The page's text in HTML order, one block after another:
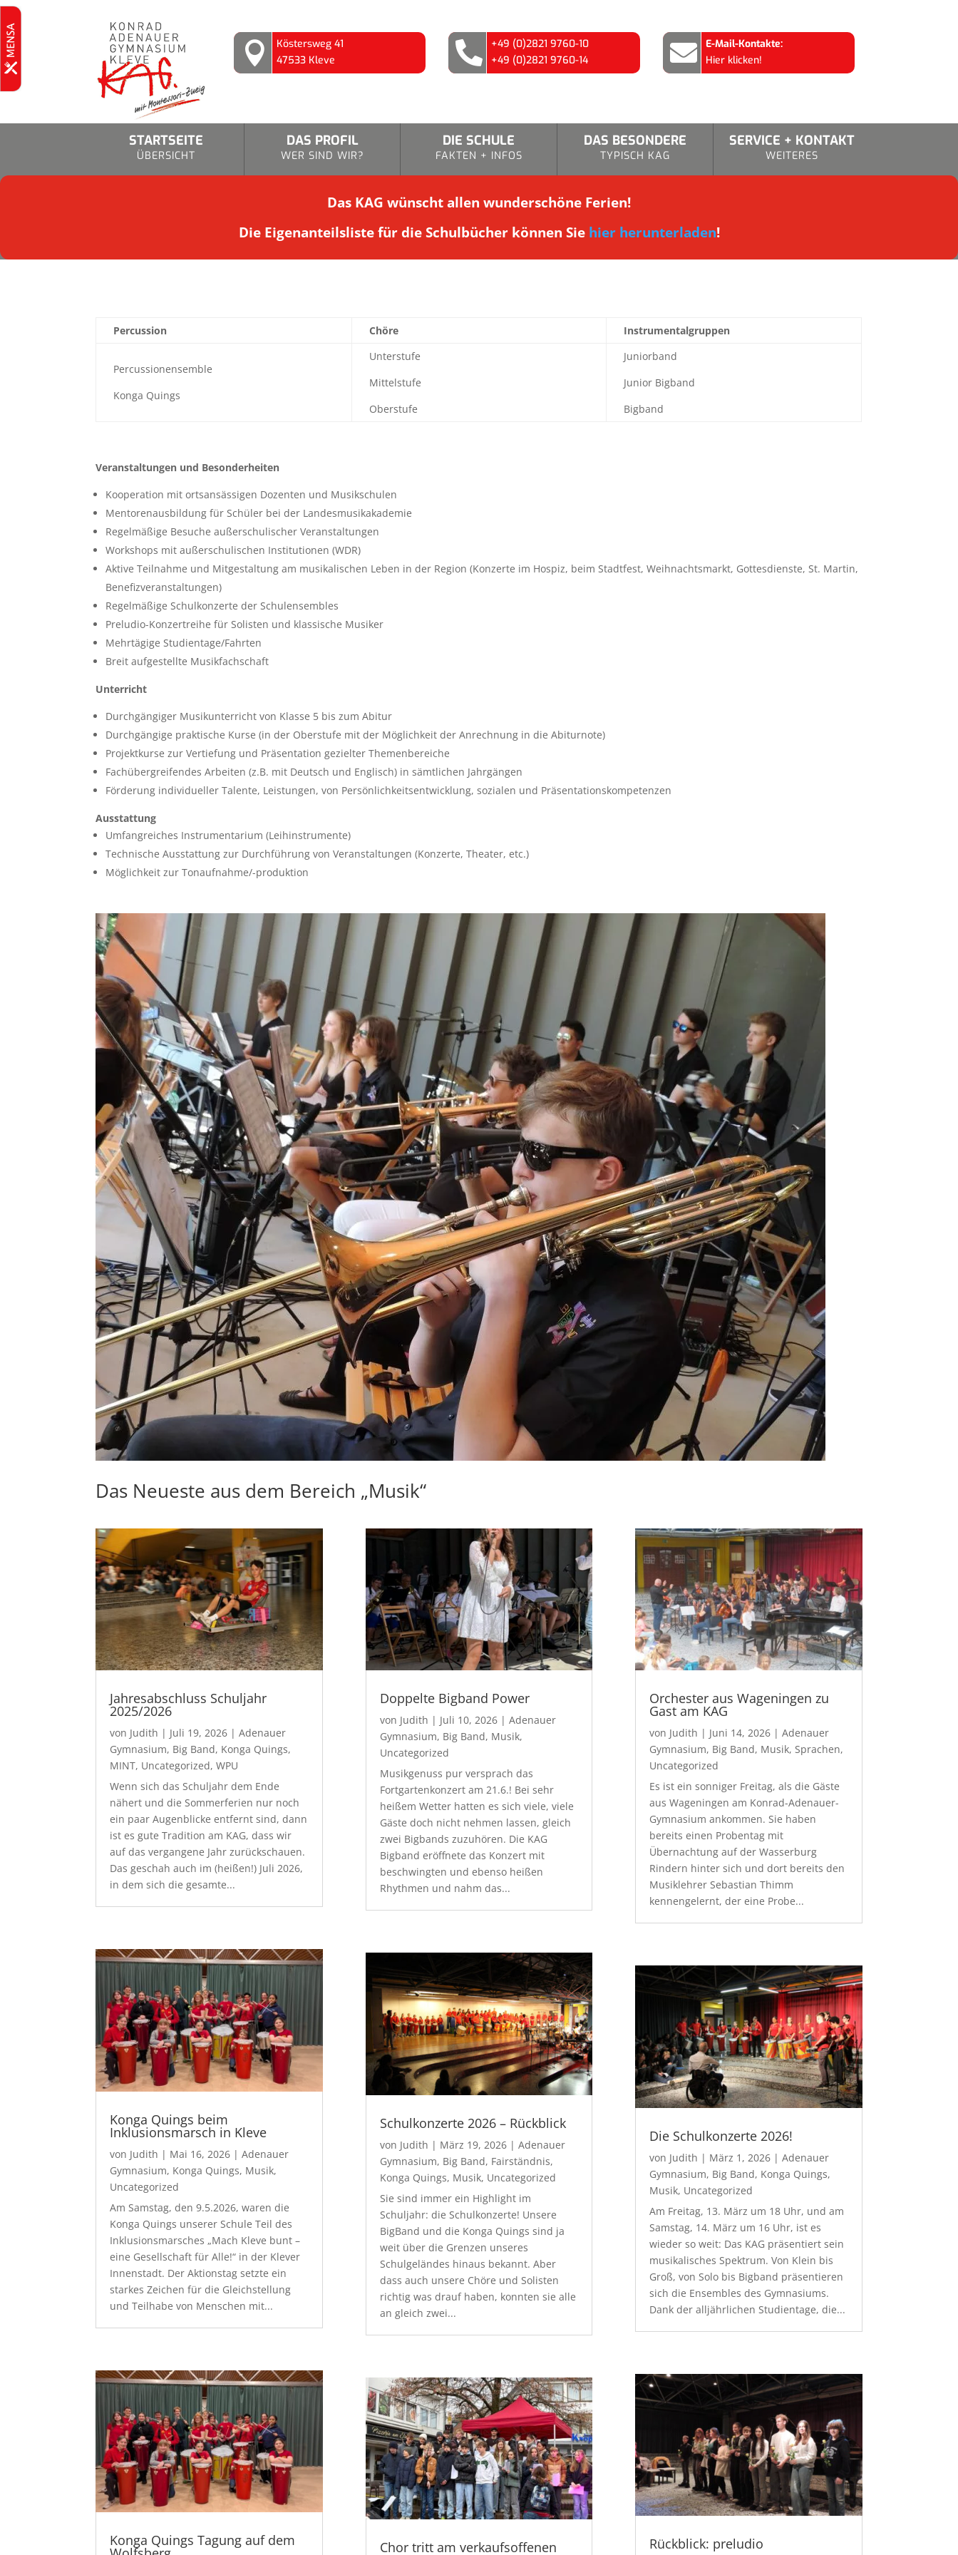

Köstersweg 41
47533 Kleve

+49 (0)2821 9760-10
+49 (0)2821 9760-14

E-Mail-Kontakte:
Hier klicken!
STARTSEITE
ÜBERSICHT
DAS PROFIL
WER SIND WIR?
DIE SCHULE
FAKTEN + INFOS
DAS BESONDERE
TYPISCH KAG
SERVICE + KONTAKT
WEITERES
Das KAG wünscht allen wunderschöne Ferien!
Die Eigenanteilsliste für die Schulbücher können Sie hier herunterladen!
Percussion Chöre Instrumentalgruppen
Percussionensemble
Konga Quings
Unterstufe
Mittelstufe
Oberstufe
Juniorband
Junior Bigband
Bigband
Veranstaltungen und Besonderheiten
Kooperation mit ortsansässigen Dozenten und Musikschulen
Mentorenausbildung für Schüler bei der Landesmusikakademie
Regelmäßige Besuche außerschulischer Veranstaltungen
Workshops mit außerschulischen Institutionen (WDR)
Aktive Teilnahme und Mitgestaltung am musikalischen Leben in der Region (Konzerte im Hospiz, beim Stadtfest, Weihnachtsmarkt, Gottesdienste, St. Martin,
Benefizveranstaltungen)
Regelmäßige Schulkonzerte der Schulensembles
Preludio-Konzertreihe für Solisten und klassische Musiker
Mehrtägige Studientage/Fahrten
Breit aufgestellte Musikfachschaft
Unterricht
Durchgängiger Musikunterricht von Klasse 5 bis zum Abitur
Durchgängige praktische Kurse (in der Oberstufe mit der Möglichkeit der Anrechnung in die Abiturnote)
Projektkurse zur Vertiefung und Präsentation gezielter Themenbereiche
Fachübergreifendes Arbeiten (z.B. mit Deutsch und Englisch) in sämtlichen Jahrgängen
Förderung individueller Talente, Leistungen, von Persönlichkeitsentwicklung, sozialen und Präsentationskompetenzen
Ausstattung
Umfangreiches Instrumentarium (Leihinstrumente)
Technische Ausstattung zur Durchführung von Veranstaltungen (Konzerte, Theater, etc.)
Möglichkeit zur Tonaufnahme/-produktion
Das Neueste aus dem Bereich „Musik“
Jahresabschluss Schuljahr
2025/2026
von Judith | Juli 19, 2026 |Adenauer
Gymnasium, Big Band, Konga Quings,
MINT, Uncategorized,WPU
Wenn sich das Schuljahr dem Ende
nähert und die Sommerferien nur noch
ein paar Augenblicke entfernt sind, dann
ist es gute Tradition am KAG, dass wir
auf das vergangene Jahr zurückschauen.
Das geschah auch im (heißen!) Juli 2026,
in dem sich die gesamte...
Konga Quings beim
Inklusionsmarsch in Kleve
von Judith | Mai 16, 2026 |Adenauer
Gymnasium, Konga Quings, Musik,
Uncategorized
Am Samstag, den 9.5.2026, waren die
Konga Quings unserer Schule Teil des
Inklusionsmarsches „Mach Kleve bunt –
eine Gesellschaft für Alle!“ in der Klever
Innenstadt. Der Aktionstag setzte ein
starkes Zeichen für die Gleichstellung
und Teilhabe von Menschen mit...
Konga Quings Tagung auf dem
Doppelte Bigband Power
von Judith | Juli 10, 2026| Adenauer
Gymnasium, Big Band, Musik,
Uncategorized
Musikgenuss pur versprach das
Fortgartenkonzert am 21.6.! Bei sehr
heißem Wetter hatten es sich viele, viele
Gäste doch nicht nehmen lassen, gleich
zwei Bigbands zuzuhören. Die KAG
Bigband eröffnete das Konzert mit
beschwingten und ebenso heißen
Rhythmen und nahm das...
Schulkonzerte 2026 – Rückblick
von Judith | März 19, 2026| Adenauer
Gymnasium, Big Band, Fairständnis,
Konga Quings, Musik, Uncategorized
Sie sind immer ein Highlight im
Schuljahr: die Schulkonzerte! Unsere
BigBand und die Konga Quings sind ja
weit über die Grenzen unseres
Schulgeländes hinaus bekannt. Aber
dass auch unsere Chöre und Solisten
richtig was drauf haben, konnten sie alle
an gleich zwei...
Chor tritt am verkaufsoffenen
Orchester aus Wageningen zu
Gast am KAG
von Judith | Juni 14, 2026| Adenauer
Gymnasium, Big Band, Musik, Sprachen,
Uncategorized
Es ist ein sonniger Freitag, als die Gäste
aus Wageningen am Konrad-Adenauer-
Gymnasium ankommen. Sie haben
bereits einen Probentag mit
Übernachtung auf der Wasserburg
Rindern hinter sich und dort bereits den
Musiklehrer Sebastian Thimm
kennengelernt, der eine Probe...
Die Schulkonzerte 2026!
von Judith | März 1, 2026| Adenauer
Gymnasium, Big Band, Konga Quings,
Musik, Uncategorized
Am Freitag, 13. März um 18 Uhr, und am
Samstag, 14. März um 16 Uhr, ist es
wieder so weit: Das KAG präsentiert sein
musikalisches Spektrum. Von Klein bis
Groß, von Solo bis Bigband präsentieren
sich die Ensembles des Gymnasiums.
Dank der alljährlichen Studientage, die...
Rückblick: preludio